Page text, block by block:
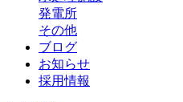
発電所
その他
ブログ
お知らせ
採用情報